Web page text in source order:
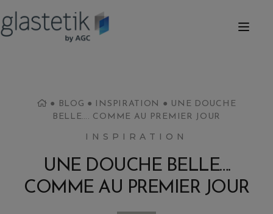
● BLOG ● INSPIRATION ● UNE DOUCHE
BELLE…. COMME AU PREMIER JOUR
INSPIRATION
UNE DOUCHE BELLE….
COMME AU PREMIER JOUR